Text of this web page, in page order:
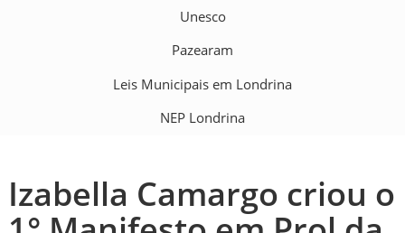
Unesco
Pazearam
Leis Municipais em Londrina
NEP Londrina
Izabella Camargo criou o